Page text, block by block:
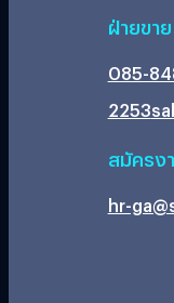
ฝ่ายขา
085-
2253
สมัครง
hr-